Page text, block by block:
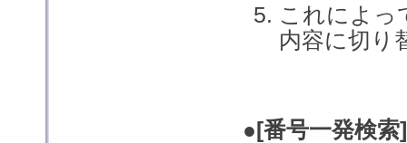
これによっ
内容に切り
●[番号一発検